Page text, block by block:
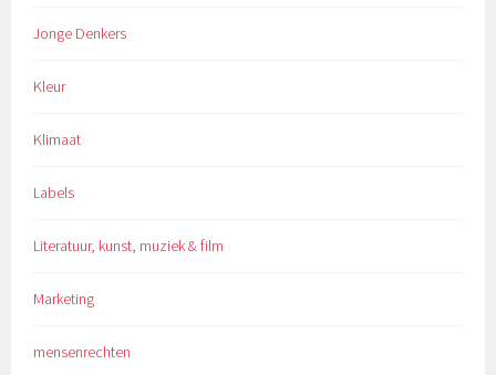
Jonge Denkers
Kleur
Klimaat
Labels
Literatuur, kunst, muziek & film
Marketing
mensenrechten